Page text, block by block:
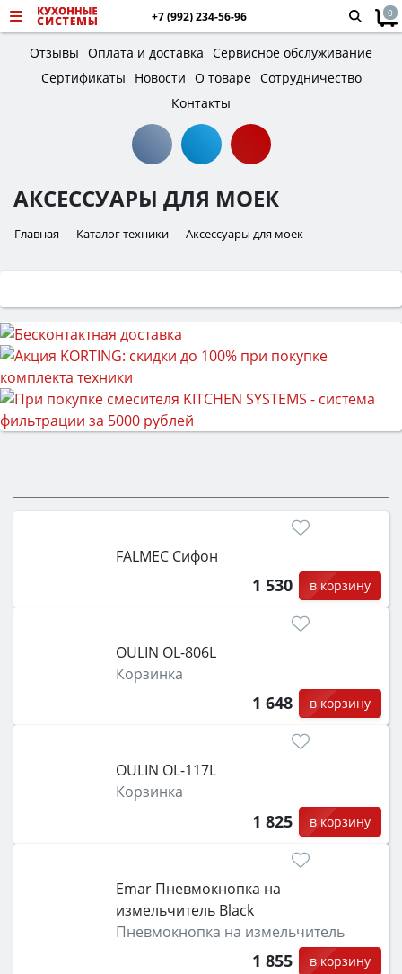
+7 (992) 234-56-96 0
Отзывы Оплата и доставка Сервисное обслуживание
Сертификаты
Новости О товаре Сотрудничество
Контакты
АКСЕССУАРЫ ДЛЯ МОЕК
Главная Каталог техники Аксессуары для моек
FALMEC Сифон
1 530 в корзину
OULIN OL-806L
Корзинка
1 648 в корзину
OULIN OL-117L
Корзинка
1 825 в корзину
Emar Пневмокнопка на
измельчитель Black
Пневмокнопка на измельчитель
1 855 в корзину